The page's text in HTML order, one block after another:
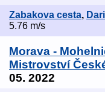
Zabakova cesta,
5.76 m/s
Morava -
Mistrovství
05. 2022